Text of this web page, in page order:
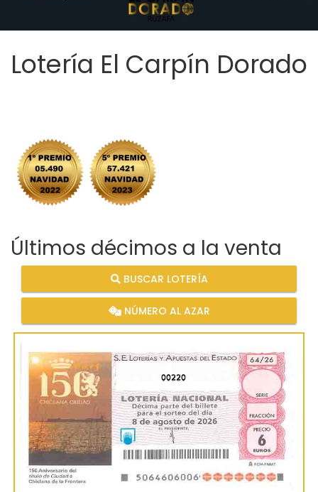
Lotería El Carpín Dorado
Últimos décimos a la venta
BUSCAR LOTERÍA
NÚMERO AL AZAR
00220